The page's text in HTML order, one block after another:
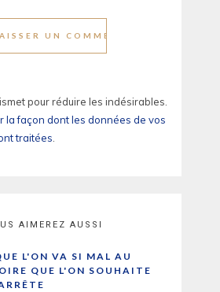
pour réduire les indésirables.
la façon dont les données de vos
traitées
AIMEREZ AUSSI
L'ON VA SI MAL AU
QUE L'ON SOUHAITE